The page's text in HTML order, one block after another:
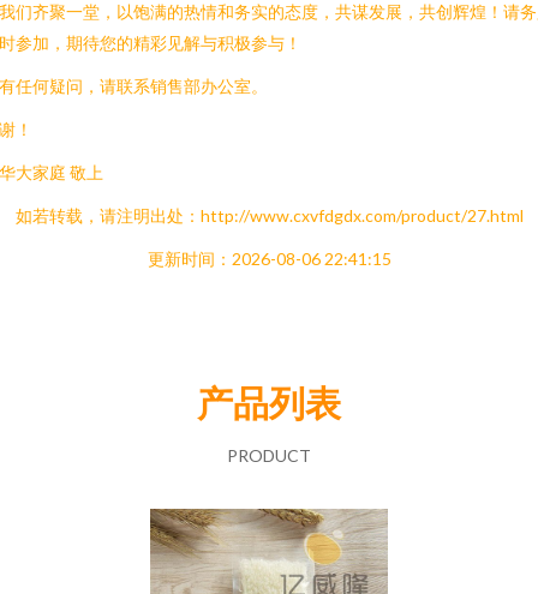
们齐聚一堂，以饱满的热情和务实的态度，共谋发展，共创辉煌！请
参加，期待您的精彩见解与积极参与！
任何疑问，请联系销售部办公室。
！
大家庭 敬上
如若转载，请注明出处：http://www.cxvfdgdx.com/product/27.html
更新时间：2026-08-06 22:41:15
产品列表
PRODUCT